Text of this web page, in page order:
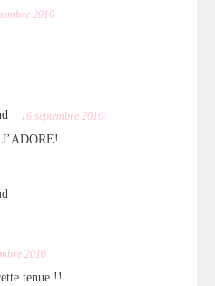
2010
16 septembre 2010
2010
tenue !!